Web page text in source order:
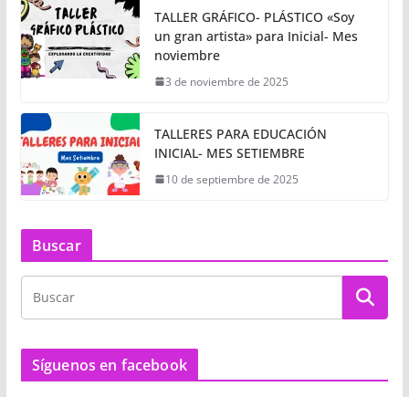
TALLER GRÁFICO- PLÁSTICO «Soy
un gran artista» para Inicial- Mes
noviembre
3 de noviembre de 2025
TALLERES PARA EDUCACIÓN
INICIAL- MES SETIEMBRE
10 de septiembre de 2025
Buscar
Síguenos en facebook